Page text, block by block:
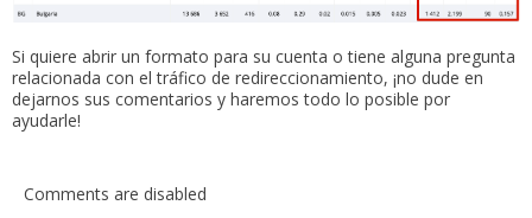
Si quiere abrir un formato para su cuenta o tiene alguna pregunta
relacionada con el tráfico de redireccionamiento, ¡no dude en
dejarnos sus comentarios y haremos todo lo posible por
ayudarle!
Comments are disabled